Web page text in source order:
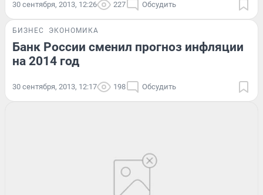
30 сентября, 2013, 12:26 227 Обсудить
БИЗНЕС ЭКОНОМИКА
Банк России сменил прогноз инфляции
на 2014 год
30 сентября, 2013, 12:17 198 Обсудить